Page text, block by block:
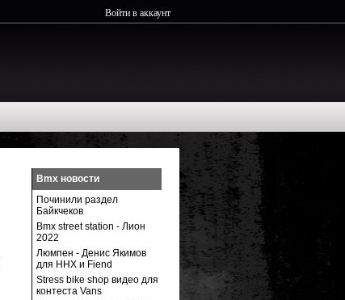
Войти в аккаунт
Bmx новости
Починили раздел
Байкчеков
Bmx street station - Лион
2022
Люмпен - Денис Якимов
для ННХ и Fiend
Stress bike shop видео для
контеста Vans